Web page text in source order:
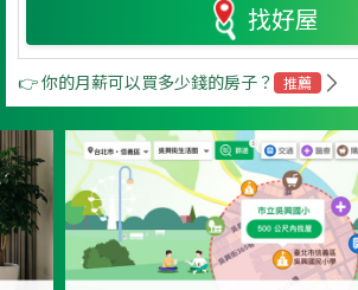
找好屋
👉 你的月薪可以買多少錢的房子？ 推薦